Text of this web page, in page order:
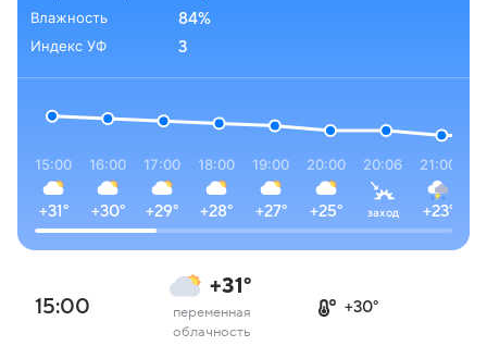
Влажность
84%
Индекс УФ
3
15:00
+31°
16:00
+30°
17:00
+29°
18:00
+28°
19:00
+27°
20:00
+25°
20:06
заход
21:00
+23°
15:00
+31°
переменная
облачность
+30°